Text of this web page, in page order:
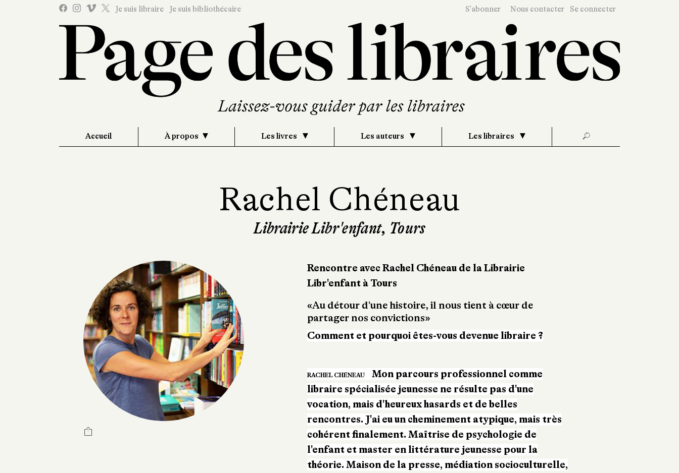
Je suis libraire Je suis bibliothécaire S'abonner Nous contacter Se connecter
Accueil À propos Les livres Les auteurs Les libraires 🔎
Rachel Chéneau
Librairie Libr'enfant, Tours
Rencontre avec Rachel Chéneau de la Librairie
Libr'enfant à Tours
«Au détour d'une histoire, il nous tient à cœur de
partager nos convictions»
Comment et pourquoi êtes-vous devenue libraire ?
RACHEL CHÉNEAU
Mon parcours professionnel comme
libraire spécialisée jeunesse ne résulte pas d'une
vocation, mais d'heureux hasards et de belles
rencontres. J'ai eu un cheminement atypique, mais très
cohérent finalement. Maîtrise de psychologie de
l'enfant et master en littérature jeunesse pour la
théorie. Maison de la presse, médiation socioculturelle,